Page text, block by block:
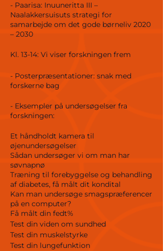
- Paarisa: Inuuneritta III –
Naalakkersuisuts strategi for
samarbejde om det gode børneliv 2020
– 2030
Kl. 13-14: Vi viser forskningen frem
- Posterpræsentationer: snak med
forskerne bag
- Eksempler på undersøgelser fra
forskningen:
Et håndholdt kamera til
øjenundersøgelser
Sådan undersøger vi om man har
søvnapnø
Træning til forebyggelse og behandling
af diabetes, få målt dit kondital
Kan man undersøge smagspræferencer
på en computer?
Få målt din fedt%
Test din viden om sundhed
Test din muskelstyrke
Test din lungefunktion